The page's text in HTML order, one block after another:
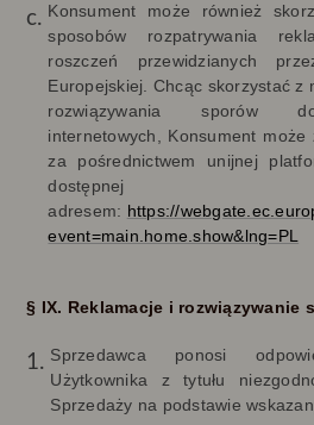
Konsument może również
sposobów rozpatrywania
roszczeń przewidzianych
Europejskiej. Chcąc skorzystać z
rozwiązywania sporów
internetowych, Konsument może
za pośrednictwem unijnej
adresem: https://
event=main.home.show&lng=PL
§ IX. Reklamacje i rozwiązywanie
Sprzedawca ponosi
Użytkownika z tytułu
Sprzedaży na podstawie